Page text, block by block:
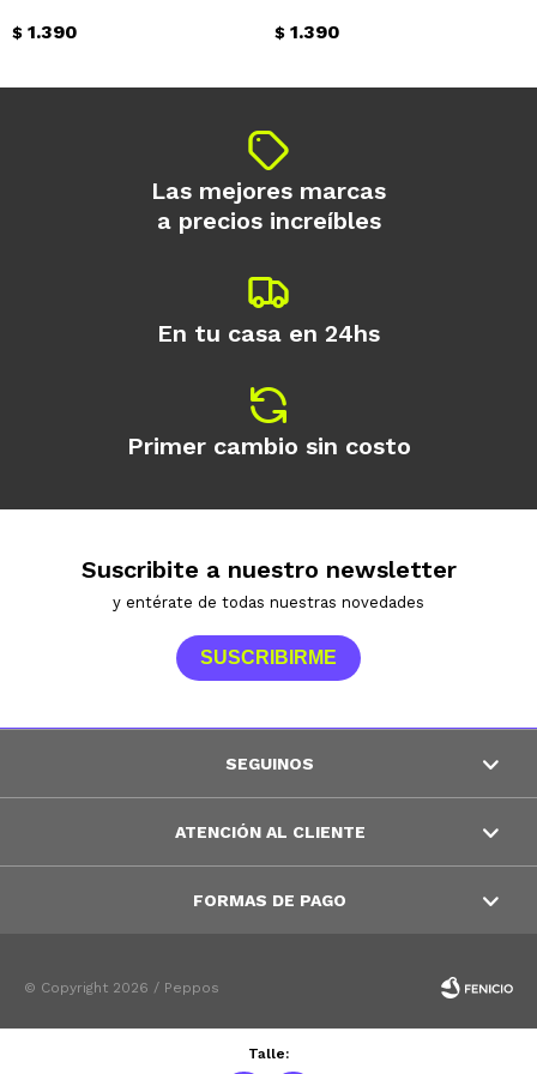
Talle:
$ 1.390 $ 1.390
Las mejores marcas
a precios increíbles
En tu casa en 24hs
Primer cambio sin costo
Suscribite a nuestro newsletter
y entérate de todas nuestras novedades
SUSCRIBIRME
SEGUINOS
ATENCIÓN AL CLIENTE
FORMAS DE PAGO
© Copyright 2026 / Peppos